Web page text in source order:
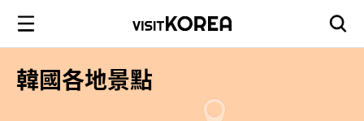
韓國各地景點